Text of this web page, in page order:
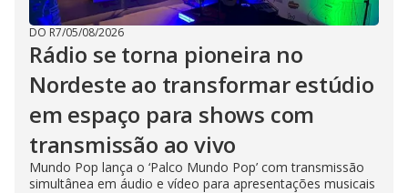
DO R7/05/08/2026
Rádio se torna pioneira no
Nordeste ao transformar estúdio
em espaço para shows com
transmissão ao vivo
Mundo Pop lança o ‘Palco Mundo Pop’ com transmissão
simultânea em áudio e vídeo para apresentações musicais